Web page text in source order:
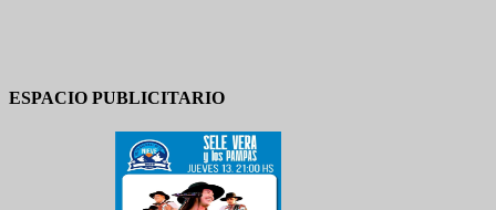
ESPACIO PUBLICITARIO